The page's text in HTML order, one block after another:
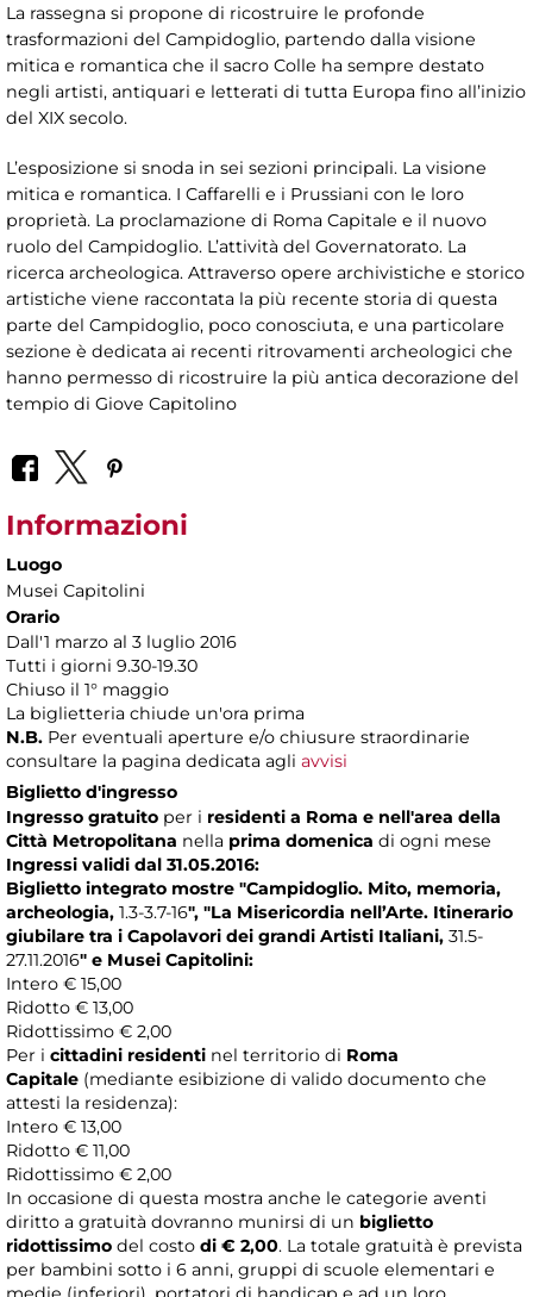
La rassegna si propone di ricostruire le profonde
trasformazioni del Campidoglio, partendo dalla visione
mitica e romantica che il sacro Colle ha sempre destato
negli artisti, antiquari e letterati di tutta Europa fino all’inizio
del XIX secolo.
L’esposizione si snoda in sei sezioni principali. La visione
mitica e romantica. I Caffarelli e i Prussiani con le loro
proprietà. La proclamazione di Roma Capitale e il nuovo
ruolo del Campidoglio. L’attività del Governatorato. La
ricerca archeologica. Attraverso opere archivistiche e storico
artistiche viene raccontata la più recente storia di questa
parte del Campidoglio, poco conosciuta, e una particolare
sezione è dedicata ai recenti ritrovamenti archeologici che
hanno permesso di ricostruire la più antica decorazione del
tempio di Giove Capitolino
Informazioni
Luogo
Musei Capitolini
Orario
Dall'1 marzo al 3 luglio 2016
Tutti i giorni 9.30-19.30
Chiuso il 1° maggio
La biglietteria chiude un'ora prima
N.B. Per eventuali aperture e/o chiusure straordinarie
consultare la pagina dedicata agli avvisi
Biglietto d'ingresso
Ingresso gratuito per i residenti a Roma e nell'area della
Città Metropolitana nella prima domenica di ogni mese
Ingressi validi dal 31.05.2016:
Biglietto integrato mostre "Campidoglio. Mito, memoria,
archeologia, 1.3-3.7-16", "La Misericordia nell’Arte. Itinerario
giubilare tra i Capolavori dei grandi Artisti Italiani, 31.5-
27.11.2016" e Musei Capitolini:
Intero € 15,00
Ridotto € 13,00
Ridottissimo € 2,00
Per i cittadini residenti nel territorio di Roma
Capitale (mediante esibizione di valido documento che
attesti la residenza):
Intero € 13,00
Ridotto € 11,00
Ridottissimo € 2,00
In occasione di questa mostra anche le categorie aventi
diritto a gratuità dovranno munirsi di un biglietto
ridottissimo del costo di € 2,00. La totale gratuità è prevista
per bambini sotto i 6 anni, gruppi di scuole elementari e